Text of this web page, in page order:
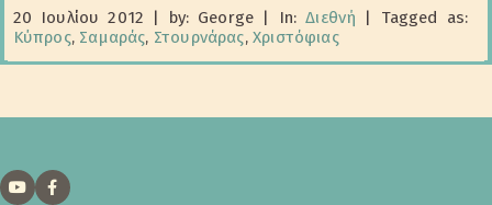
20 Ιουλίου 2012 by: George In:Διεθνή
Tagged as:
Κύπρος, Σαμαράς, Στουρνάρας, Χριστόφιας